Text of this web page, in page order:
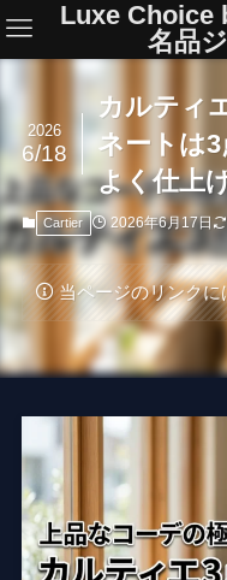
Luxe Choice
名品
カルティ
ネートは
よく仕上
2026
6/18
Cartier 2026年6月17日
当ページのリンクに